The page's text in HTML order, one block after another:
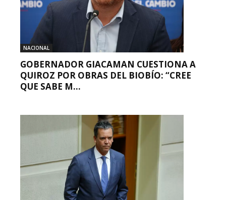
NACIONAL
GOBERNADOR GIACAMAN CUESTIONA A
QUIROZ POR OBRAS DEL BIOBÍO: “CREE
QUE SABE M...